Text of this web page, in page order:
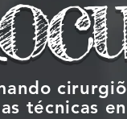
técnicas